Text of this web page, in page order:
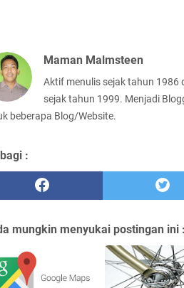
Maman Malmsteen
Aktif menulis sejak tahun 1986
sejak tahun 1999. Menjadi
beberapa Blog/Website.
:
mungkin menyukai postingan ini :